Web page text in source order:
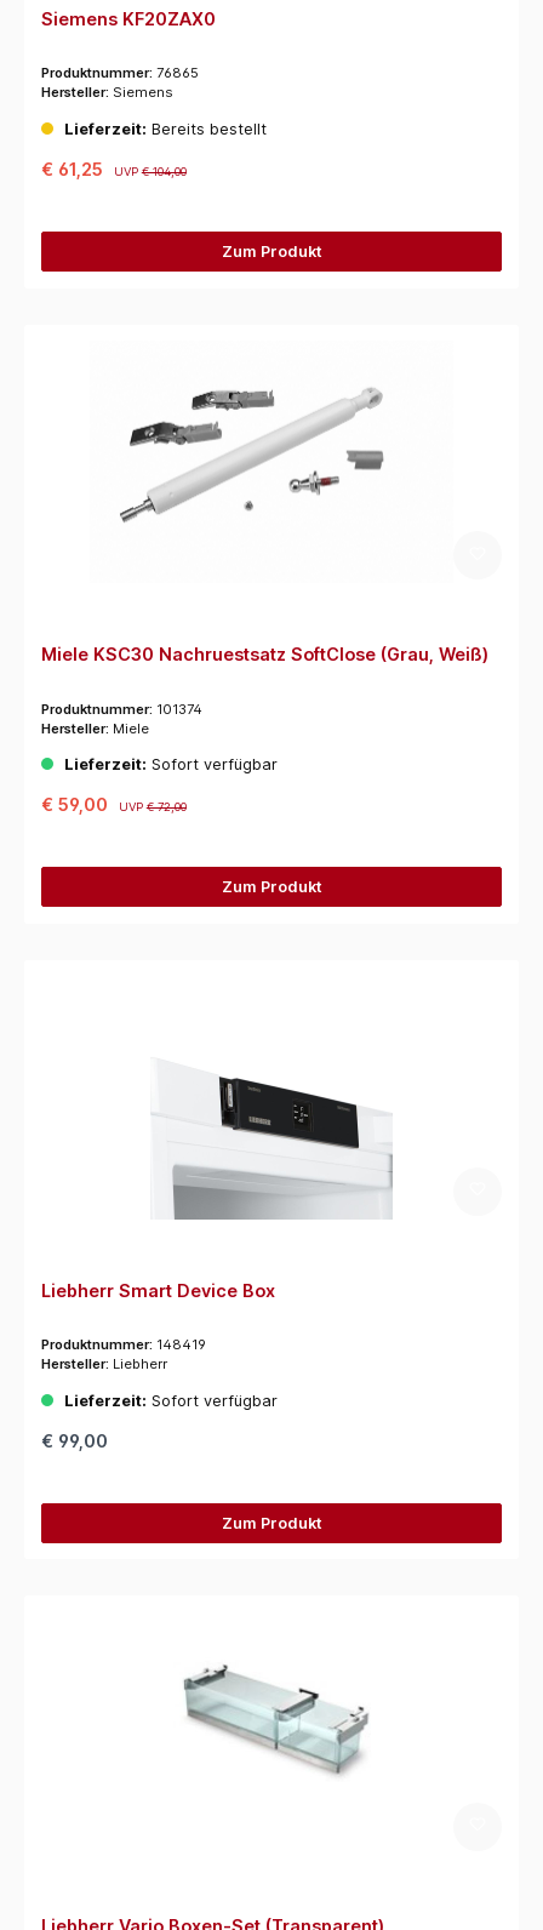
Siemens KF20ZAX0
Produktnummer: 76865
Hersteller: Siemens
Lieferzeit: Bereits bestellt
€ 61,25 UVP€ 104,00
Zum Produkt
Miele KSC30 Nachruestsatz SoftClose (Grau, Weiß)
Produktnummer: 101374
Hersteller: Miele
Lieferzeit: Sofort verfügbar
€ 59,00 UVP€ 72,00
Zum Produkt
Liebherr Smart Device Box
Produktnummer: 148419
Hersteller: Liebherr
Lieferzeit: Sofort verfügbar
€ 99,00
Zum Produkt